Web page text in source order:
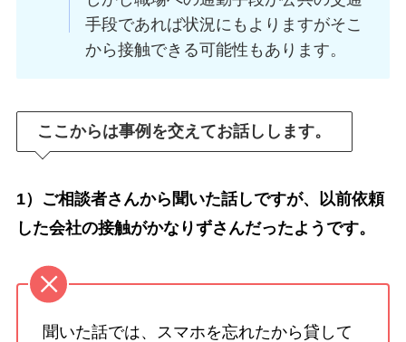
手段であれば状況にもよりますがそこ
から接触できる可能性もあります。
ここからは事例を交えてお話しします。
1）ご相談者さんから聞いた話しですが、以前依頼
した会社の接触がかなりずさんだったようです。
聞いた話では、スマホを忘れたから貸して